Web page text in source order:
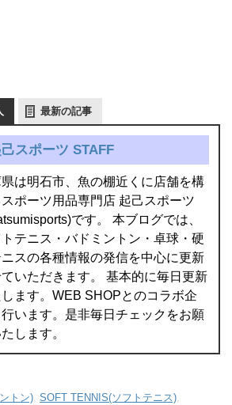
最新の記事
スポーツ STAFF
は明石市、魚の棚近くに店舗を構
スポーツ用品専門店 起己スポーツ
です。 本ブログでは、
トテニス・バドミントン・卓球・硬
スの各種情報の発信を中心に更新
ていただきます。 基本的に毎日更新
ます。WEB SHOPとのコラボ企
います。是非毎日チェックをお願
します。
トン), SOFT TENNIS(ソフトテニス),